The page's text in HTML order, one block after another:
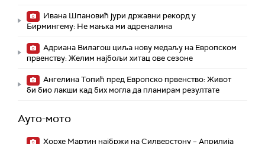
Ивана Шпановић јури државни рекорд у
Бирмингему: Не мањка ми адреналина
Адриана Вилагош циља нову медаљу на Европском
првенству: Желим најбољи хитац ове сезоне
Ангелина Топић пред Европско првенство: Живот
би био лакши кад бих могла да планирам резултате
Ауто-мото
Хорхе Мартин најбржи на Силверстону – Априлија